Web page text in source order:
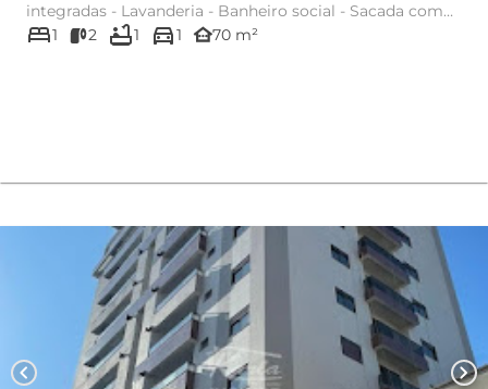
integradas - Lavanderia - Banheiro social - Sacada com
Chu...
bed1 2 bathtub1 directions_car1 other_houses70 m²
chevron_left chevron_right